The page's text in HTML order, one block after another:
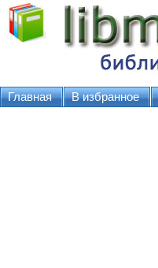
Главная В избранное